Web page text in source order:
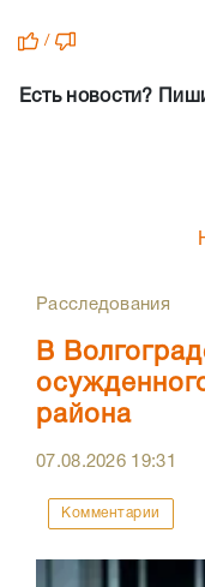
/
Есть новости?
Расследования
В
района
07.08.2026 19:31
Комментарии